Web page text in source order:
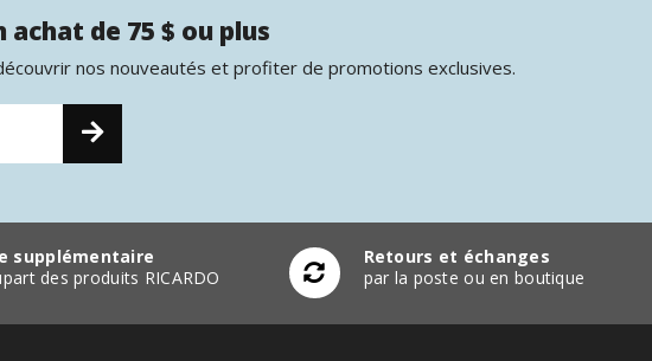
de 75 $ ou plus
nos nouveautés et profiter de promotions exclusives.
supplémentaire
des produits RICARDO
Retours et échanges
par la poste ou en boutique